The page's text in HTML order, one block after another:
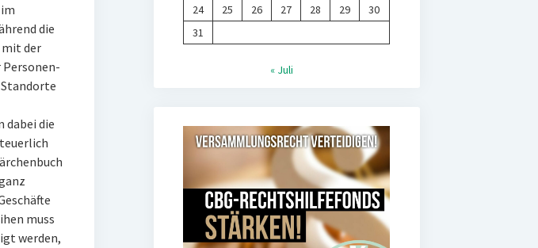
die
mit der
Personen-
dabei die
muss
werden,
24
25 26 27 28 29
30
31
« Juli